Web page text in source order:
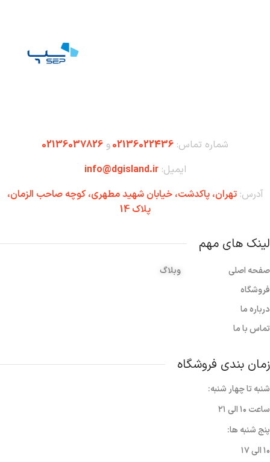
شماره تماس: 02136022436و 02136037826
ایمیل:info@dgisland.ir
آدرس:تهران،‌ پاکدشت، خیابان شهید مطهری، کوچه صاحب الزمان،
پلاک 14
لینک های مهم
صفحه اصلی
فروشگاه
درباره ما
تماس با ما
وبلاگ
زمان بندی فروشگاه
شنبه تا چهار شنبه:
ساعت ۱۰ الی ۲۱
پنج شنبه ها:
۱۰ الی ۱۷